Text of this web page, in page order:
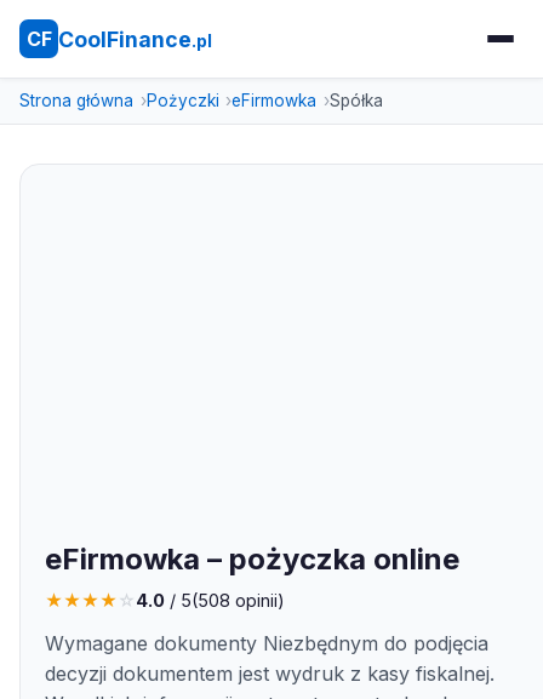
CF CoolFinance.pl
Strona główna Pożyczki eFirmowka Spółka
eFirmowka – pożyczka online
★★★★☆4.0 / 5(508 opinii)
Wymagane dokumenty Niezbędnym do podjęcia
decyzji dokumentem jest wydruk z kasy fiskalnej.